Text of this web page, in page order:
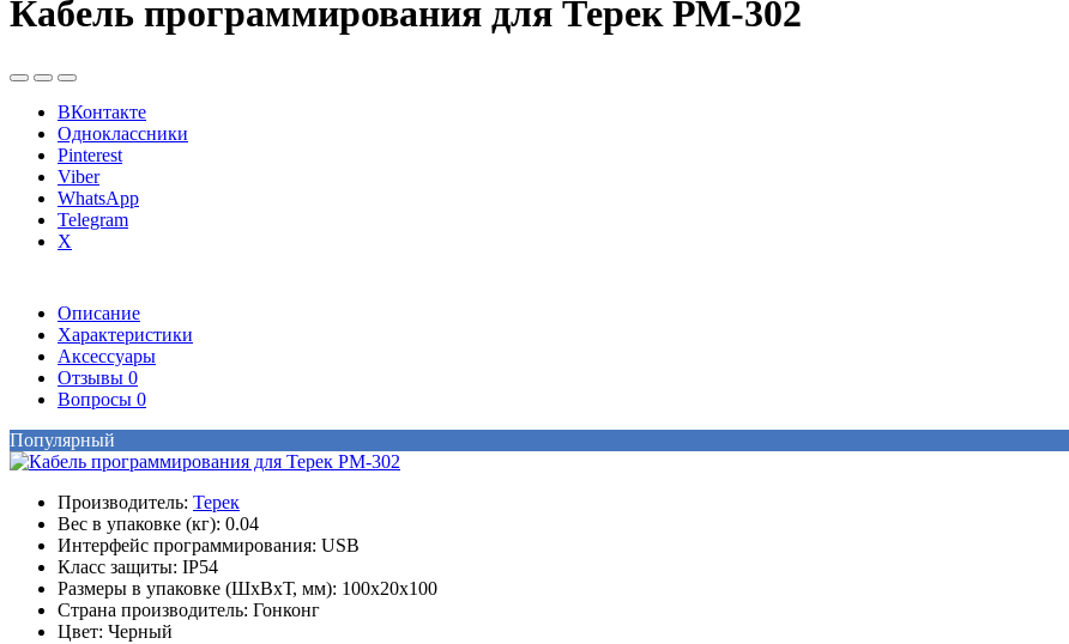
Кабель программирования для Терек РМ-302
ВКонтакте
Одноклассники
Pinterest
Viber
WhatsApp
Telegram
X
Описание
Характеристики
Аксессуары
Отзывы 0
Вопросы 0
Популярный
Производитель: Терек
Вес в упаковке (кг): 0.04
Интерфейс программирования: USB
Класс защиты: IP54
Размеры в упаковке (ШxВxТ, мм): 100x20x100
Страна производитель: Гонконг
Цвет: Черный